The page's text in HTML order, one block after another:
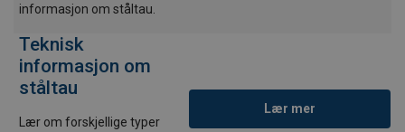
informasjon om ståltau.
Teknisk
informasjon om
ståltau
Lær om forskjellige typer
Lær mer